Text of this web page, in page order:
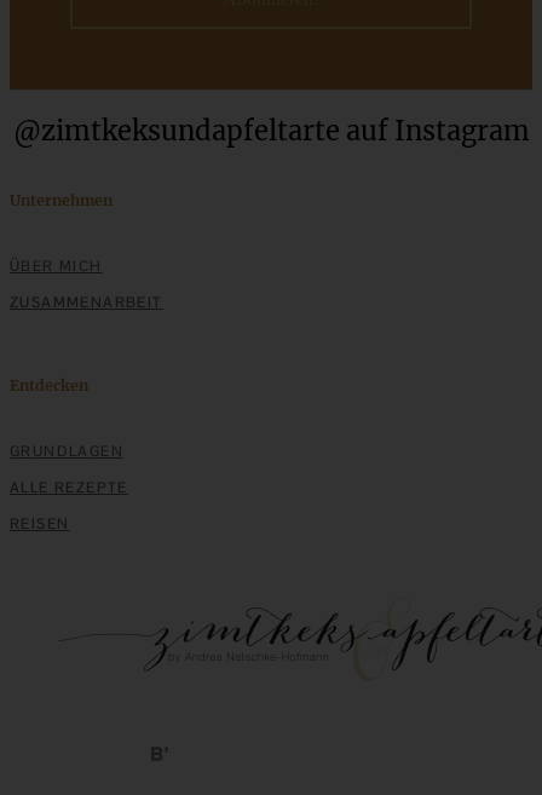
Spargelschalen ganz ohne Mehlschwitze
@zimtkeksundapfeltarte auf Instagram
Unternehmen
ÜBER MICH
ZUSAMMENARBEIT
Entdecken
GRUNDLAGEN
ALLE REZEPTE
REISEN